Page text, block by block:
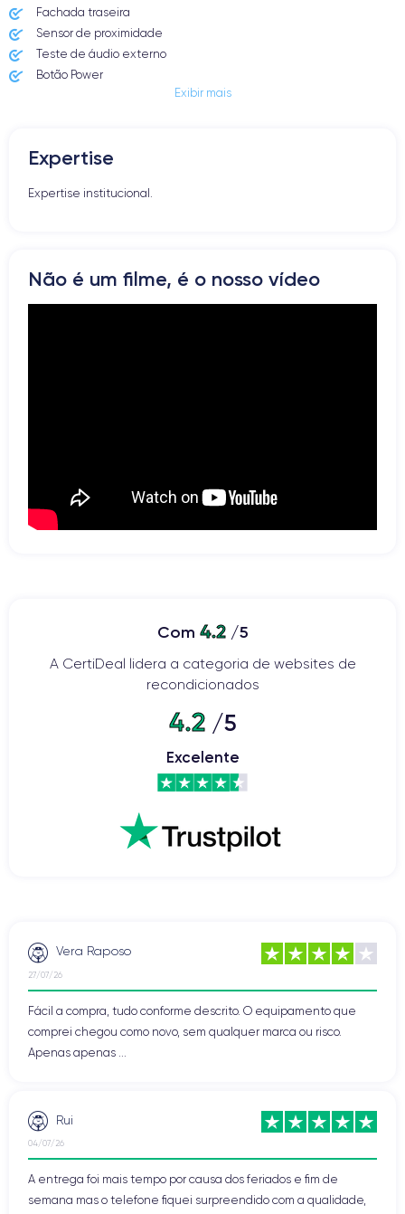
Fachada traseira
Sensor de proximidade
Teste de áudio externo
Botão Power
Entrada Jack ou Lightening
Altifalante
Botão Home
Vibrador
Prise USB
Exibir mais
Expertise
Expertise institucional.
Não é um filme, é o nosso vídeo
Com 4.2/5
A CertiDeal lidera a categoria de websites de
recondicionados
4.2/5
Excelente
Vera Raposo
27/07/26
Fácil a compra, tudo conforme descrito. O equipamento que
comprei chegou como novo, sem qualquer marca ou risco.
Apenas apenas ...
Rui
04/07/26
A entrega foi mais tempo por causa dos feriados e fim de
semana mas o telefone fiquei surpreendido com a qualidade,